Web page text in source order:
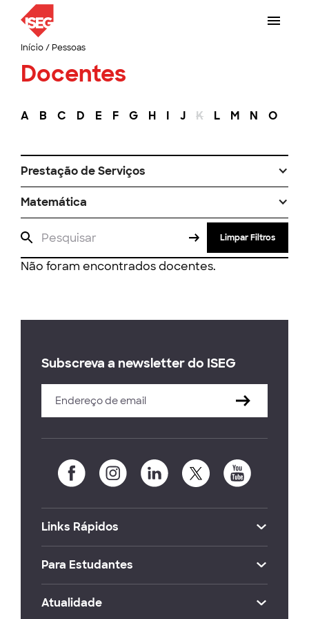
Início/ Pessoas
Docentes
A B C D E F G H I J K L M N O
Prestação de Serviços
Matemática
Limpar Filtros
Não foram encontrados docentes.
Subscreva a newsletter do ISEG
Links Rápidos
Para Estudantes
Atualidade